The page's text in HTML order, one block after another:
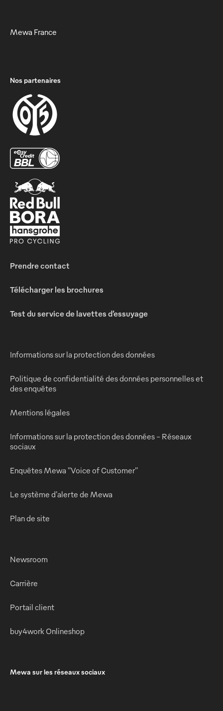
Mewa France
Nos partenaires
Prendre contact
Télécharger les brochures
Test du service de lavettes d’essuyage
Informations sur la protection des données
Politique de confidentialité des données personnelles et
des enquêtes
Mentions légales
Informations sur la protection des données - Réseaux
sociaux
Enquêtes Mewa "Voice of Customer"
Le système d'alerte de Mewa
Plan de site
Newsroom
Carrière
Portail client
buy4work Onlineshop
Mewa sur les réseaux sociaux